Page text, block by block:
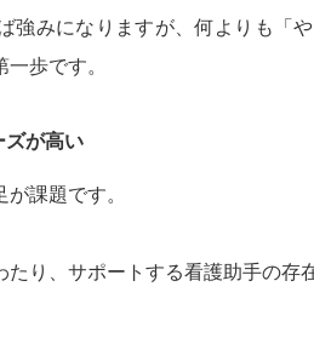
強みになりますが、何よりも「
歩です。
ズが高い
課題です。
り、サポートする看護助手の存